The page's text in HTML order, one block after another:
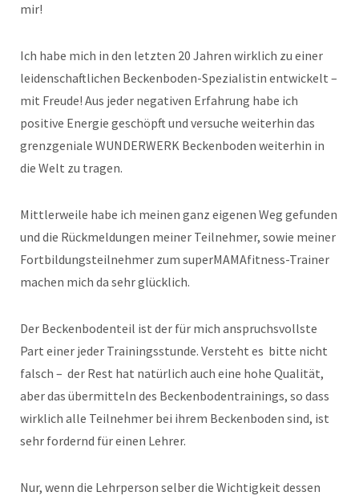
mir!
Ich habe mich in den letzten 20 Jahren wirklich zu einer
leidenschaftlichen Beckenboden-Spezialistin entwickelt –
mit Freude! Aus jeder negativen Erfahrung habe ich
positive Energie geschöpft und versuche weiterhin das
grenzgeniale WUNDERWERK Beckenboden weiterhin in
die Welt zu tragen.
Mittlerweile habe ich meinen ganz eigenen Weg gefunden
und die Rückmeldungen meiner Teilnehmer, sowie meiner
Fortbildungsteilnehmer zum superMAMAfitness-Trainer
machen mich da sehr glücklich.
Der Beckenbodenteil ist der für mich anspruchsvollste
Part einer jeder Trainingsstunde. Versteht es bitte nicht
falsch – der Rest hat natürlich auch eine hohe Qualität,
aber das übermitteln des Beckenbodentrainings, so dass
wirklich alle Teilnehmer bei ihrem Beckenboden sind, ist
sehr fordernd für einen Lehrer.
Nur, wenn die Lehrperson selber die Wichtigkeit dessen